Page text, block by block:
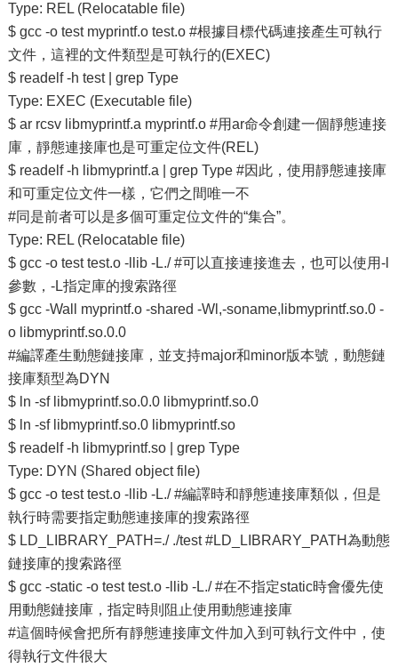
Type: REL (Relocatable file)
$ gcc -o test myprintf.o test.o #根據目標代碼連接產生可執行
文件，這裡的文件類型是可執行的(EXEC)
$ readelf -h test | grep Type
Type: EXEC (Executable file)
$ ar rcsv libmyprintf.a myprintf.o #用ar命令創建一個靜態連接
庫，靜態連接庫也是可重定位文件(REL)
$ readelf -h libmyprintf.a | grep Type #因此，使用靜態連接庫
和可重定位文件一樣，它們之間唯一不
#同是前者可以是多個可重定位文件的“集合”。
Type: REL (Relocatable file)
$ gcc -o test test.o -llib -L./ #可以直接連接進去，也可以使用-l
參數，-L指定庫的搜索路徑
$ gcc -Wall myprintf.o -shared -Wl,-soname,libmyprintf.so.0 -
o libmyprintf.so.0.0
#編譯產生動態鏈接庫，並支持major和minor版本號，動態鏈
接庫類型為DYN
$ ln -sf libmyprintf.so.0.0 libmyprintf.so.0
$ ln -sf libmyprintf.so.0 libmyprintf.so
$ readelf -h libmyprintf.so | grep Type
Type: DYN (Shared object file)
$ gcc -o test test.o -llib -L./ #編譯時和靜態連接庫類似，但是
執行時需要指定動態連接庫的搜索路徑
$ LD_LIBRARY_PATH=./ ./test #LD_LIBRARY_PATH為動態
鏈接庫的搜索路徑
$ gcc -static -o test test.o -llib -L./ #在不指定static時會優先使
用動態鏈接庫，指定時則阻止使用動態連接庫
#這個時候會把所有靜態連接庫文件加入到可執行文件中，使
得執行文件很大